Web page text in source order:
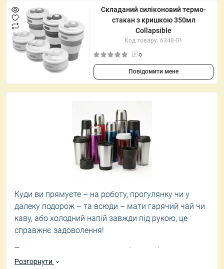
Складаний силіконовий термо-
стакан з кришкою 350мл
Collapsible
Код товару: 6348-01
0
Повідомити мене
Куди ви прямуєте – на роботу, прогулянку чи у
далеку подорож – та всюди – мати гарячий чай чи
каву, або холодний напій завжди під рукою, це
справжнє задоволення!
Термоси та термокружки
– це ідеальні супутники
для тих, хто цінує комфорт і бажає
Розгорнути